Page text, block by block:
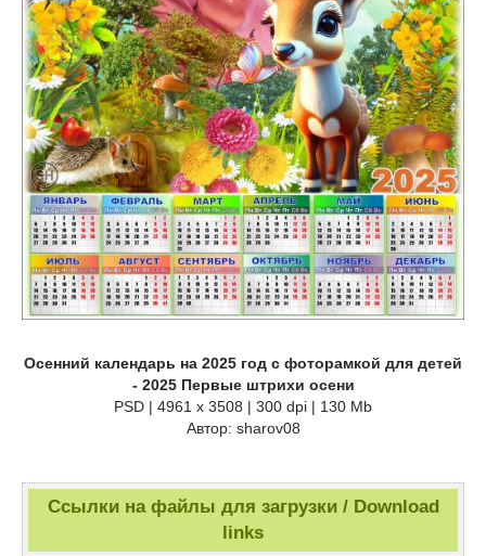
Осенний календарь на 2025 год с фоторамкой для детей
- 2025 Первые штрихи осени
PSD | 4961 х 3508 | 300 dpi | 130 Mb
Автор: sharov08
Ссылки на файлы для загрузки / Download
links